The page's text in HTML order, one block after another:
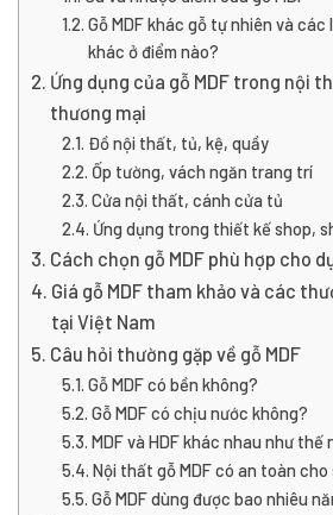
Gỗ MDF khác gỗ tự nhiên và
khác ở điểm nào?
Ứng dụng của gỗ MDF trong nội
thương mại
Đồ nội thất, tủ, kệ, quầy
Ốp tường, vách ngăn trang trí
Cửa nội thất, cánh cửa tủ
Ứng dụng trong thiết kế shop,
Cách chọn gỗ MDF phù hợp cho
Giá gỗ MDF tham khảo và các
tại Việt Nam
Câu hỏi thường gặp về gỗ MDF
Gỗ MDF có bền không?
Gỗ MDF có chịu nước không?
MDF và HDF khác nhau như thế
Nội thất gỗ MDF có an toàn
Gỗ MDF dùng được bao nhiêu